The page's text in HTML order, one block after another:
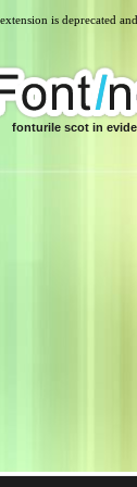
is deprecated
fonturile scot in